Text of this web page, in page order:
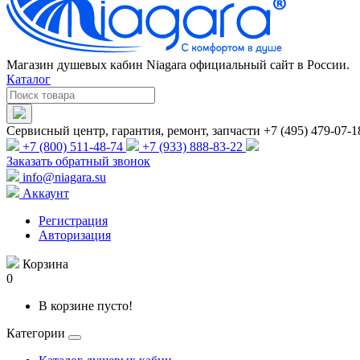
Магазин душевых кабин Niagara официальный сайт в России.
Каталог
Сервисный центр, гарантия, ремонт, запчасти +7 (495) 479-07-
+7 (800) 511-48-74
+7 (933) 888-83-22
Заказать обратный звонок
info@niagara.su
Аккаунт
Регистрация
Авторизация
Корзина
0
В корзине пусто!
Категории